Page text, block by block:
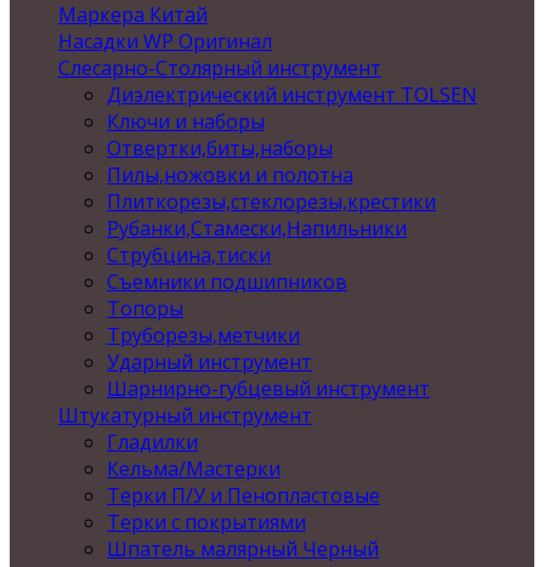
Маркера Китай
Насадки WP Оригинал
Слесарно-Столярный инструмент
Диэлектрический инструмент TOLSEN
Ключи и наборы
Отвертки,биты,наборы
Пилы,ножовки и полотна
Плиткорезы,стеклорезы,крестики
Рубанки,Стамески,Напильники
Струбцина,тиски
Съемники подшипников
Топоры
Труборезы,метчики
Ударный инструмент
Шарнирно-губцевый инструмент
Штукатурный инструмент
Гладилки
Кельма/Мастерки
Терки П/У и Пенопластовые
Терки с покрытиями
Шпатель малярный Черный